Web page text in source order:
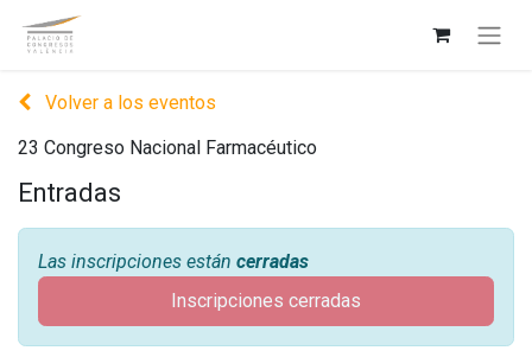
Volver a los eventos
23 Congreso Nacional Farmacéutico
Entradas
Las inscripciones están cerradas
Inscripciones cerradas